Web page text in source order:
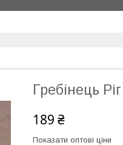
Гребінець
189 ₴
Показати оптові ціни